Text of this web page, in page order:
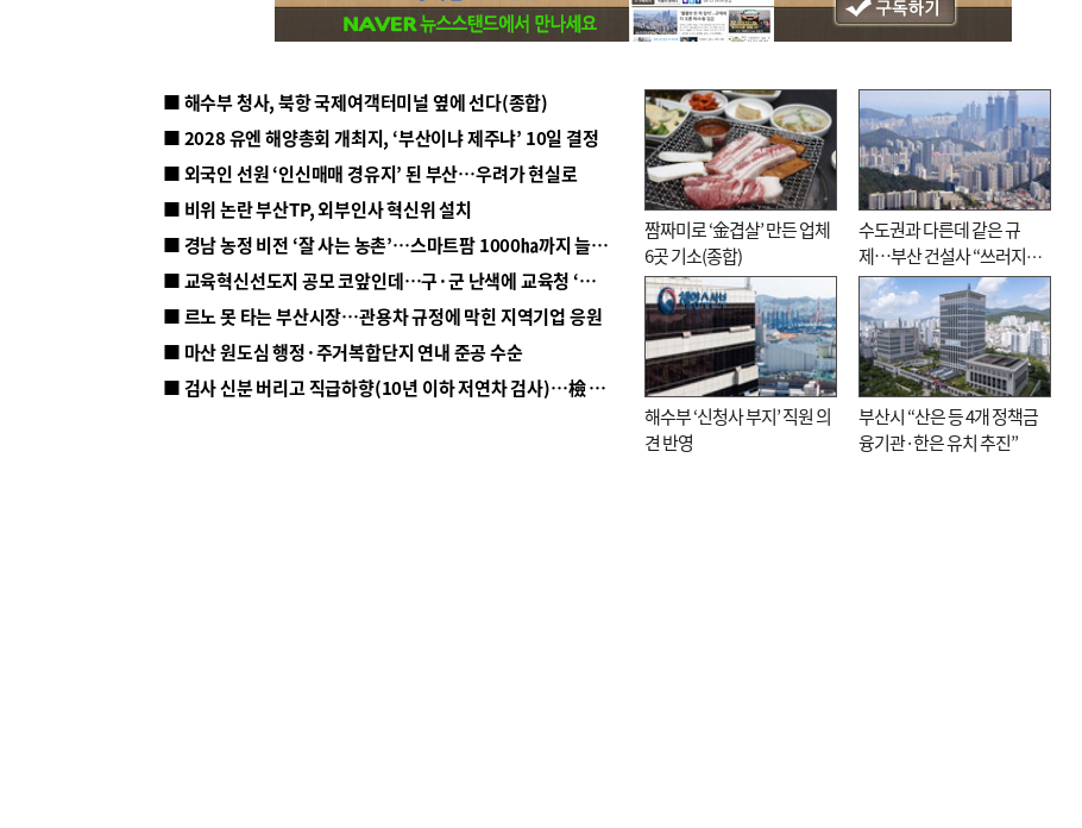
■ 해수부 청사, 북항 국제여객터미널 옆에 선다(종합)
■ 2028 유엔 해양총회 개최지, ‘부산이냐 제주냐’ 10일 결정
■ 외국인 선원 ‘인신매매 경유지’ 된 부산…우려가 현실로
■ 비위 논란 부산TP, 외부인사 혁신위 설치
■ 경남 농정 비전 ‘잘 사는 농촌’…스마트팜 1000㏊까지 늘린다
■ 교육혁신선도지 공모 코앞인데…구·군 난색에 교육청 ‘쩔쩔’
■ 르노 못 타는 부산시장…관용차 규정에 막힌 지역기업 응원
■ 마산 원도심 행정·주거복합단지 연내 준공 수순
■ 검사 신분 버리고 직급하향(10년 이하 저연차 검사)…檢 중수청행 기피
짬짜미로 ‘金겹살’ 만든 업체
6곳 기소(종합)
수도권과 다른데 같은 규
제…부산 건설사 “쓰러지기
직전”
해수부 ‘신청사 부지’ 직원 의
견 반영
부산시 “산은 등 4개 정책금
융기관·한은 유치 추진”